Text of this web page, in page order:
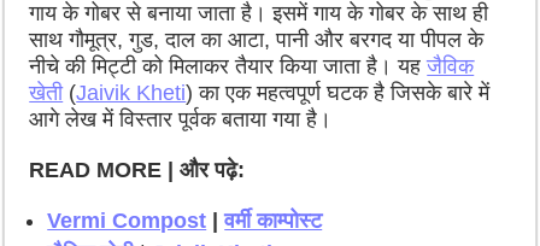
गाय के गोबर से बनाया जाता है। इसमें गाय के गोबर के साथ ही
साथ गौमूत्र, गुड, दाल का आटा, पानी और बरगद या पीपल के
नीचे की मिट्टी को मिलाकर तैयार किया जाता है। यहजैविक
खेती(Jaivik Kheti) का एक महत्वपूर्ण घटक है जिसके बारे में
आगे लेख में विस्तार पूर्वक बताया गया है।
READ MORE | और पढ़े:
Vermi Compost |वर्मी काम्पोस्ट